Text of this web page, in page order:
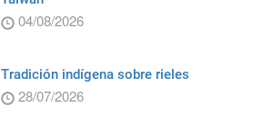
04/08/2026
Tradición indígena sobre rieles
28/07/2026